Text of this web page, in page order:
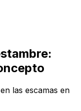
las escamas en